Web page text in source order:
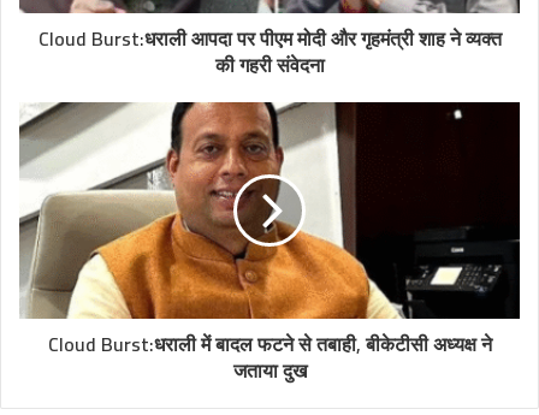
Cloud Burst:धराली आपदा पर पीएम मोदी और गृहमंत्री शाह ने व्यक्त
की गहरी संवेदना
Cloud Burst:धराली में बादल फटने से तबाही, बीकेटीसी अध्यक्ष ने
जताया दुख